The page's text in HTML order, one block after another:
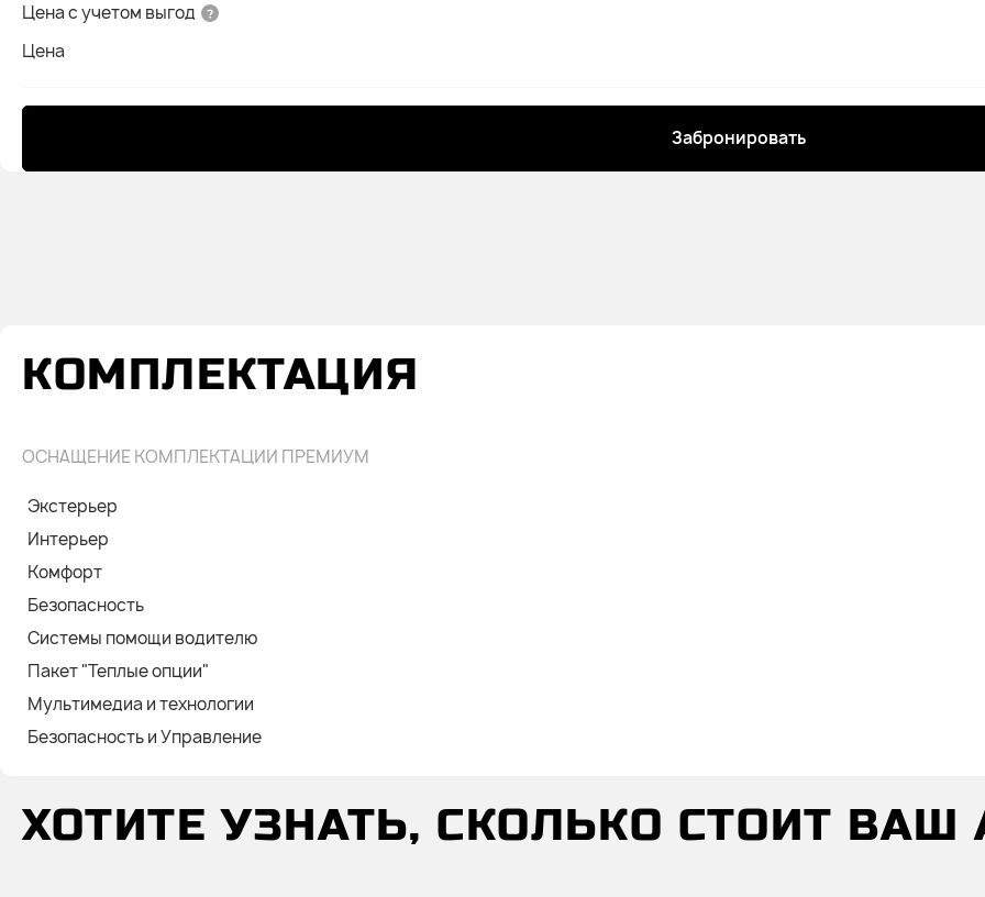
Цена с учетом выгод
Цена
Забронировать
КОМПЛЕКТАЦИЯ
ОСНАЩЕНИЕ КОМПЛЕКТАЦИИ ПРЕМИУМ
Экстерьер
Интерьер
Комфорт
Безопасность
Системы помощи водителю
Пакет "Теплые опции"
Мультимедиа и технологии
Безопасность и Управление
ХОТИТЕ УЗНАТЬ, СКОЛЬКО СТОИТ